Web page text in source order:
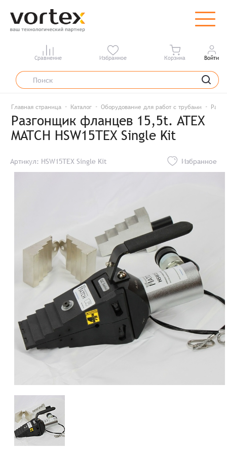
Сравнение Избранное Корзина Войти
Главная страница Каталог Оборудование для работ с трубами
Разгонщик фланцев 15,5t. ATEX
MATCH HSW15TEX Single Kit
Артикул: HSW15TEX Single Kit Избранное